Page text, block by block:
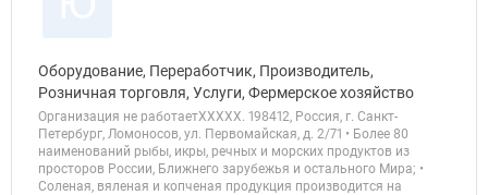
Оборудование, Переработчик, Производитель,
Розничная торговля, Услуги, Фермерское хозяйство
Организация не работаетХХХХХ. 198412, Россия, г. Санкт-
Петербург, Ломоносов, ул. Первомайская, д. 2/71 • Более 80
наименований рыбы, икры, речных и морских продуктов из
просторов России, Ближнего зарубежья и остального Мира; •
Соленая, вяленая и копченая продукция производится на